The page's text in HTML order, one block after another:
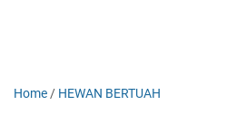
Home / HEWAN BERTUAH